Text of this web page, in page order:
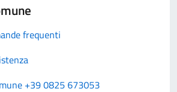
frequenti
+39 0825 673053